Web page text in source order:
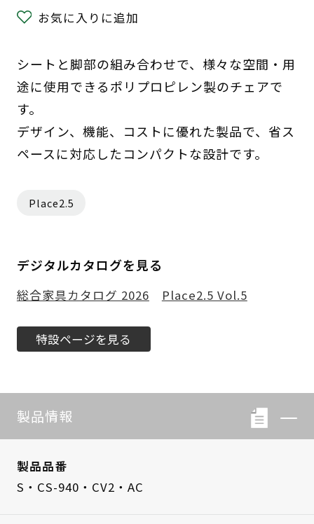
お気に入りに追加
シートと脚部の組み合わせで、様々な空間・用
途に使用できるポリプロピレン製のチェアで
す。
デザイン、機能、コストに優れた製品で、省ス
ペースに対応したコンパクトな設計です。
Place2.5
デジタルカタログを見る
総合家具カタログ 2026 Place2.5 Vol.5
特設ページを見る
製品情報
製品品番
S・CS-940・CV2・AC